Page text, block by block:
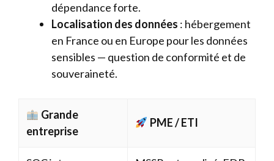
dépendance forte.
Localisation des données : hébergement
en France ou en Europe pour les données
sensibles — question de conformité et de
souveraineté.
Grande
entreprise
PME / ETI